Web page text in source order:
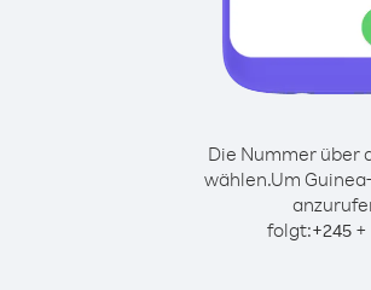
Die Nummer über
wählen.Um
folgt:+245+